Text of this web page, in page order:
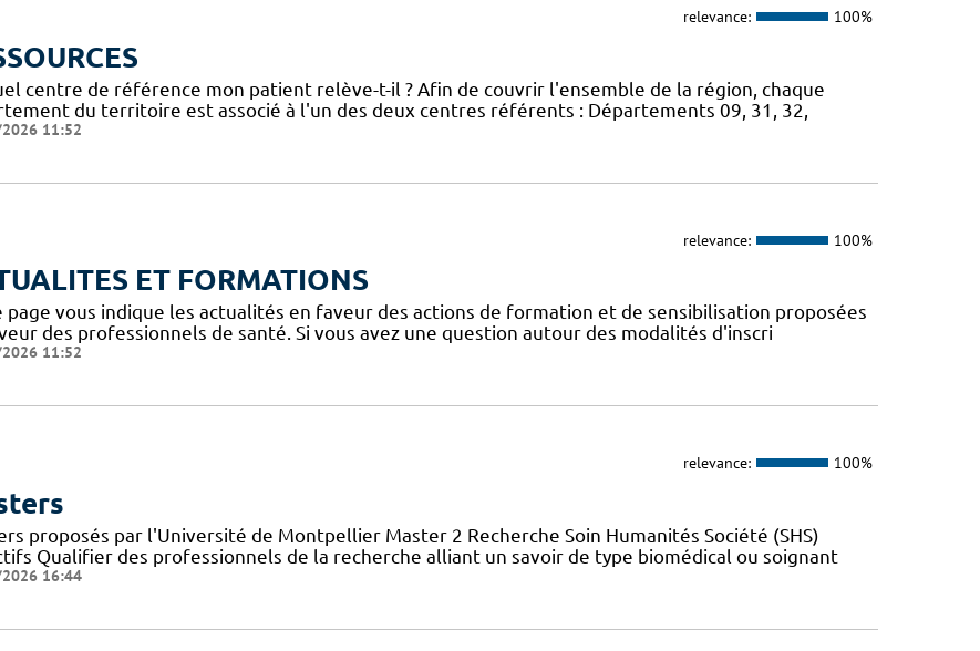
relevance: 100%
centre de référence mon patient relève-t-il ? Afin de couvrir l'ensemble de la région, chaque
du territoire est associé à l'un des deux centres référents : Départements 09, 31, 32,
11:52
relevance: 100%
ET FORMATIONS
page vous indique les actualités en faveur des actions de formation et de sensibilisation proposées
des professionnels de santé. Si vous avez une question autour des modalités d'inscri
11:52
relevance: 100%
proposés par l'Université de Montpellier Master 2 Recherche Soin Humanités Société (SHS)
Qualifier des professionnels de la recherche alliant un savoir de type biomédical ou soignant
16:44